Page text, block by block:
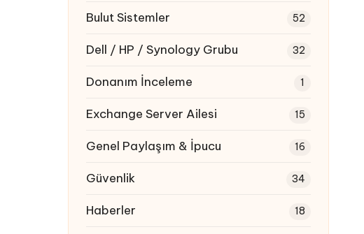
Bulut Sistemler 52
Dell / HP / Synology Grubu 32
Donanım İnceleme 1
Exchange Server Ailesi 15
Genel Paylaşım & İpucu 16
Güvenlik 34
Haberler 18